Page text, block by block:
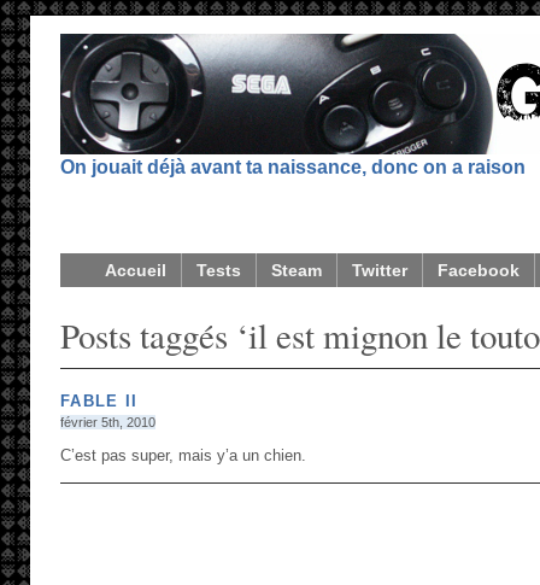
On jouait déjà avant ta naissance, donc on a raison
Accueil Tests Steam Twitter Facebook
Posts taggés ‘il est mignon le
FABLE II
février 5th, 2010
C’est pas super, mais y’a un chien.